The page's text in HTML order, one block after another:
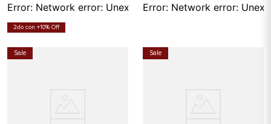
Error: Network error: Unexpected token T in JSON at
2do con +10% Off
Error: Network error:
Sale Sale